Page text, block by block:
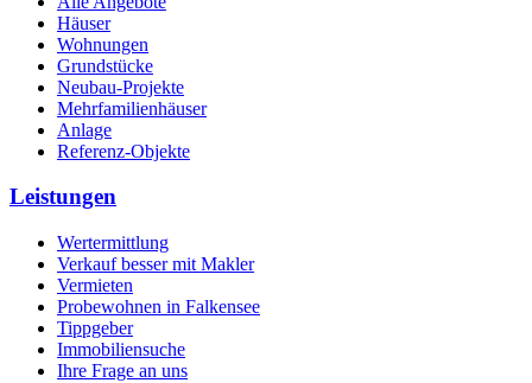
Häuser
Wohnungen
Grundstücke
Neubau-Projekte
Mehrfamilienhäuser
Anlage
Referenz-Objekte
Leistungen
Wertermittlung
Verkauf besser mit Makler
Vermieten
Probewohnen in Falkensee
Tippgeber
Immobiliensuche
Ihre Frage an uns